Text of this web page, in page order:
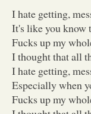
I hate getting,
It's like you know
Fucks up my
I thought that all
I hate getting,
Especially when
Fucks up my